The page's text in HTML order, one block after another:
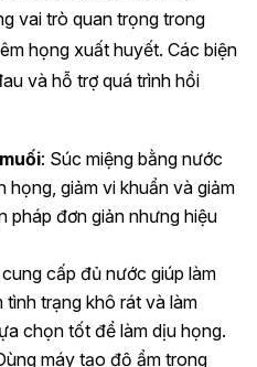
vai trò quan trọng trong
họng xuất huyết. Các biện
và hỗ trợ quá trình hồi
: Súc miệng bằng nước
họng, giảm vi khuẩn và giảm
pháp đơn giản nhưng hiệu
cấp đủ nước giúp làm
tình trạng khô rát và làm
chọn tốt để làm dịu họng.
máy tạo độ ẩm trong